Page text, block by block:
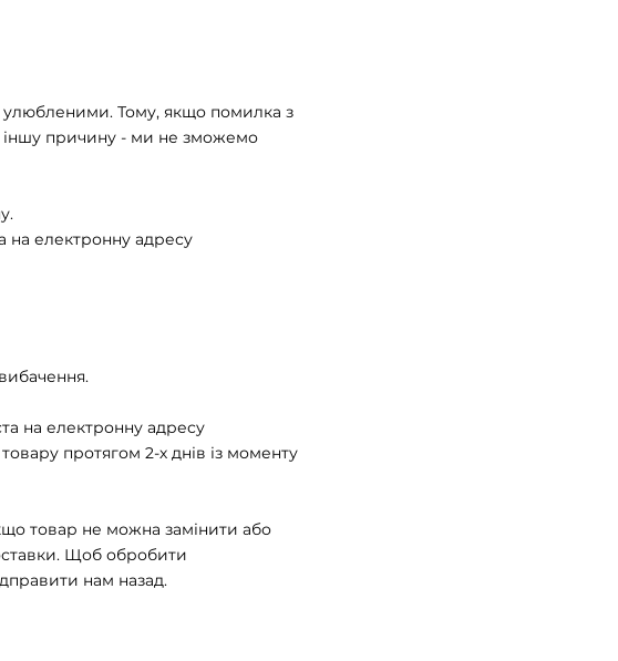
Тому, якщо помилка з
іншу причину - ми не зможемо
на електронну адресу
на електронну адресу
протягом 2-х днів із моменту
товар не можна замінити або
Щоб обробити
нам назад.